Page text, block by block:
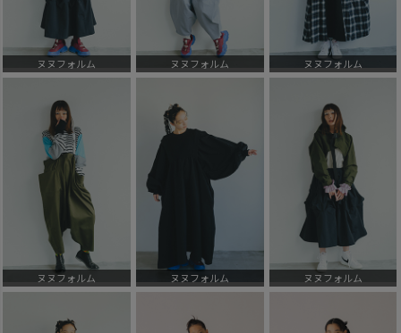
ヌヌフォルム ヌヌフォルム ヌヌフォルム
ヌヌフォルム ヌヌフォルム ヌヌフォルム